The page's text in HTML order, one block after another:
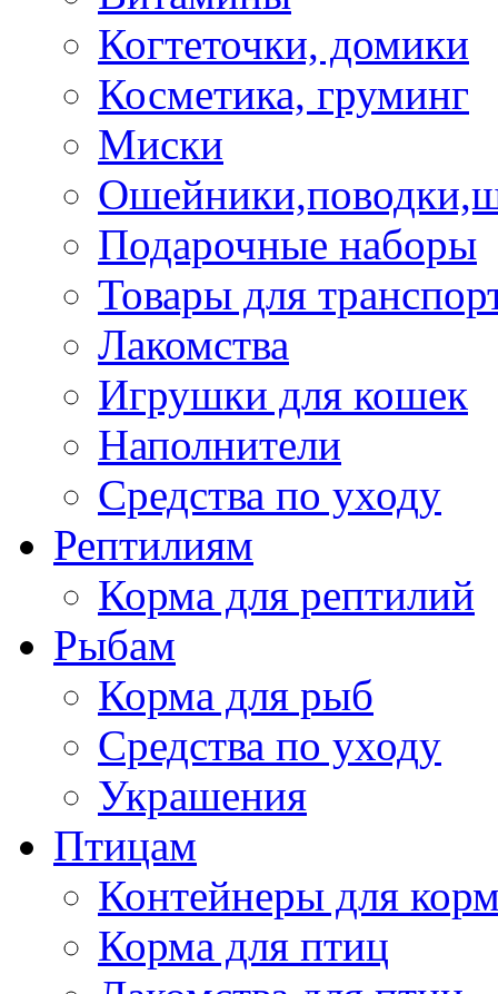
Когтеточки, домики
Косметика, груминг
Миски
Подарочные наборы
Товары для
Лакомства
Игрушки для кошек
Наполнители
Средства по уходу
Рептилиям
Корма для рептилий
Рыбам
Корма для рыб
Средства по уходу
Украшения
Птицам
Контейнеры для
Корма для птиц